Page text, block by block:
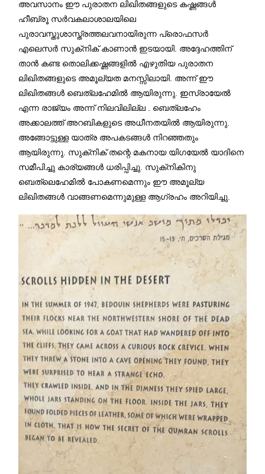
അവസാനം ഈ പുരാതന ലിഖിതങ്ങളുടെ കഷ്ണങ്ങൾ
ഹീബ്രൂ സർവകലാശാലയിലെ
പുരാവസ്തുശാസ്ത്രത്തലവനായിരുന്ന പ്രൊഫസർ
എലെസർ സുക്‌നിക് കാണാൻ ഇടയായി. അദ്ദേഹത്തിന്
താൻ കണ്ട തൊലിക്കഷ്ണങ്ങളിൽ എഴുതിയ പുരാതന
ലിഖിതങ്ങളുടെ അമൂല്യത മനസ്സിലായി. അന്ന് ഈ
ലിഖിതങ്ങൾ ബെത്ലഹേമിൽ ആയിരുന്നു. ഇസ്രായേൽ
എന്ന രാജ്യം അന്ന് നിലവിലില്ല . ബെത്ലഹേം
അക്കാലത്ത് അറബികളുടെ അധീനതയിൽ ആയിരുന്നു.
അങ്ങോട്ടുള്ള യാത്ര അപകടങ്ങൾ നിറഞ്ഞതും
ആയിരുന്നു. സുക്‌നിക് തന്റെ മകനായ യിഗയേൽ യാദിനെ
സമീപിച്ചു കാര്യങ്ങൾ ധരിപ്പിച്ചു. സുക്‌നികിനു
ബെത്ലെഹേമിൽ പോകണമെന്നും ഈ അമൂല്യ
ലിഖിതങ്ങൾ വാങ്ങണമെന്നുമുള്ള ആഗ്രഹം അറിയിച്ചു.